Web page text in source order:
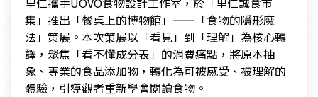
集」推出「餐桌上的博物館」——「食物的隱形魔
法」策展。本次策展以「看見」到「理解」為核心轉
譯，聚焦「看不懂成分表」的消費痛點，將原本抽
象、專業的食品添加物，轉化為可被感受、被理解的
體驗，引導觀者重新學會閱讀食物。